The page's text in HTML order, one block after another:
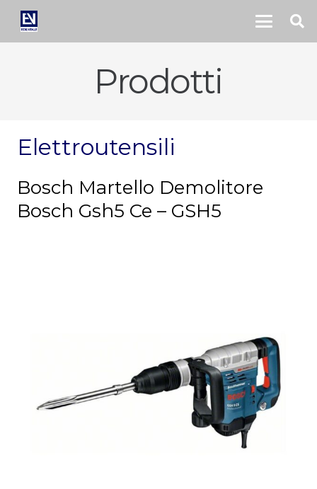
Prodotti
Elettroutensili
Bosch Martello Demolitore
Bosch Gsh5 Ce – GSH5